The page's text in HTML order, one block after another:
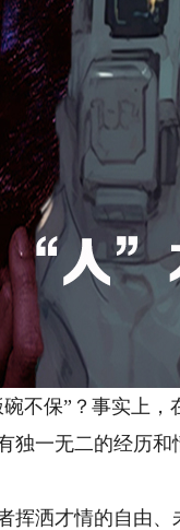
保”？事实上，
独一无二的经历
洒才情的自由、